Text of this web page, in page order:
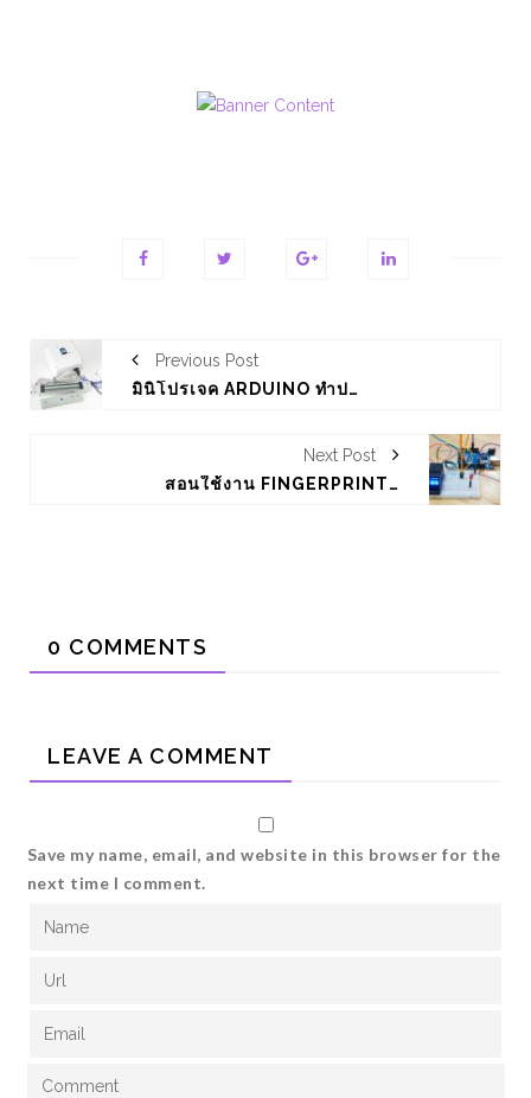
Previous Post
มินิโปรเจค ARDUINO ทำประตูไฟฟ้าด้วยเซ็นเซอร์สแกนลายนิ้วมือกับกลอนแม่หล็กไฟฟ้า
Next Post
สอนใช้งาน FINGERPRINT SENSOR รุ่น R307 กับ ARDUINO UNO
0 COMMENTS
LEAVE A COMMENT
Save my name, email, and website in this browser for the
next time I comment.